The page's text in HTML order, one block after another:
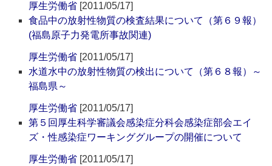
厚生労働省 [2011/05/17]
食品中の放射性物質の検査結果について（第６９報）
(福島原子力発電所事故関連)
厚生労働省 [2011/05/17]
水道水中の放射性物質の検出について（第６８報）～
福島県～
厚生労働省 [2011/05/17]
第５回厚生科学審議会感染症分科会感染症部会エイ
ズ・性感染症ワーキンググループの開催について
厚生労働省 [2011/05/17]